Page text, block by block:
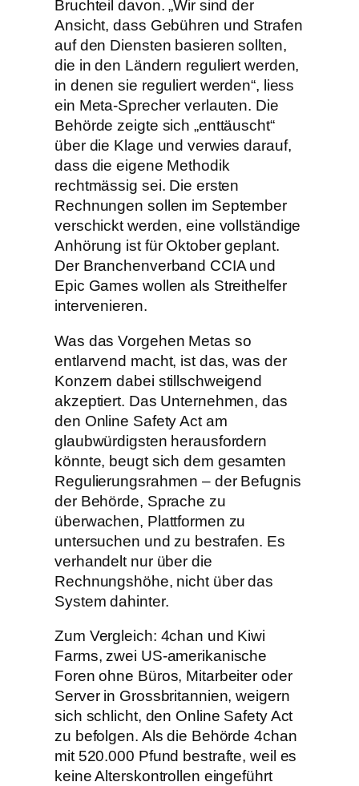
Bruchteil davon. „Wir sind der
Ansicht, dass Gebühren und Strafen
auf den Diensten basieren sollten,
die in den Ländern reguliert werden,
in denen sie reguliert werden“, liess
ein Meta-Sprecher verlauten. Die
Behörde zeigte sich „enttäuscht“
über die Klage und verwies darauf,
dass die eigene Methodik
rechtmässig sei. Die ersten
Rechnungen sollen im September
verschickt werden, eine vollständige
Anhörung ist für Oktober geplant.
Der Branchenverband CCIA und
Epic Games wollen als Streithelfer
intervenieren.
Was das Vorgehen Metas so
entlarvend macht, ist das, was der
Konzern dabei stillschweigend
akzeptiert. Das Unternehmen, das
den Online Safety Act am
glaubwürdigsten herausfordern
könnte, beugt sich dem gesamten
Regulierungsrahmen – der Befugnis
der Behörde, Sprache zu
überwachen, Plattformen zu
untersuchen und zu bestrafen. Es
verhandelt nur über die
Rechnungshöhe, nicht über das
System dahinter.
Zum Vergleich: 4chan und Kiwi
Farms, zwei US-amerikanische
Foren ohne Büros, Mitarbeiter oder
Server in Grossbritannien, weigern
sich schlicht, den Online Safety Act
zu befolgen. Als die Behörde 4chan
mit 520.000 Pfund bestrafte, weil es
keine Alterskontrollen eingeführt